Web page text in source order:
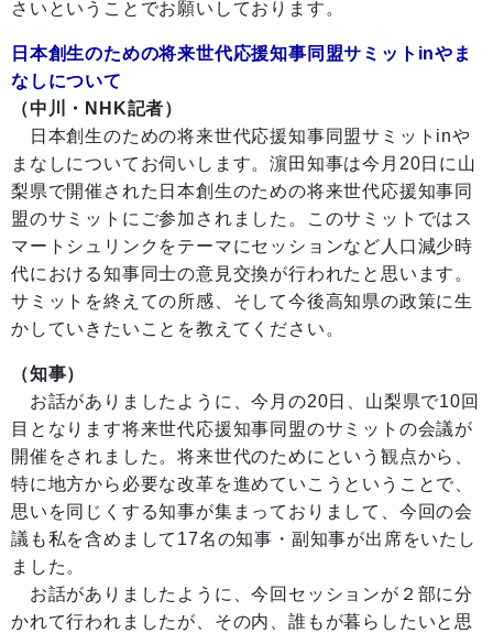
さいということでお願いしております。
日本創生のための将来世代応援知事同盟サミットinやま
なしについて
（中川・NHK記者）
日本創生のための将来世代応援知事同盟サミットinや
まなしについてお伺いします。濵田知事は今月20日に山
梨県で開催された日本創生のための将来世代応援知事同
盟のサミットにご参加されました。このサミットではス
マートシュリンクをテーマにセッションなど人口減少時
代における知事同士の意見交換が行われたと思います。
サミットを終えての所感、そして今後高知県の政策に生
かしていきたいことを教えてください。
（知事）
お話がありましたように、今月の20日、山梨県で10回
目となります将来世代応援知事同盟のサミットの会議が
開催をされました。将来世代のためにという観点から、
特に地方から必要な改革を進めていこうということで、
思いを同じくする知事が集まっておりまして、今回の会
議も私を含めまして17名の知事・副知事が出席をいたし
ました。
お話がありましたように、今回セッションが２部に分
かれて行われましたが、その内、誰もが暮らしたいと思